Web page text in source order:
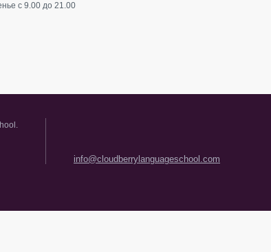
с 9.00 до 21.00
info@cloudberrylanguageschool.com